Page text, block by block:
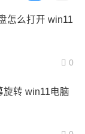
怎么打开 win11
0
旋转 win11电脑